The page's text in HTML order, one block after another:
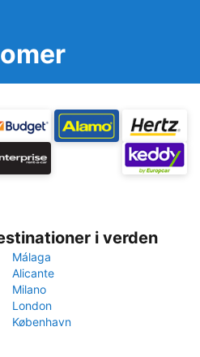
i verden
Málaga
Alicante
Milano
London
København